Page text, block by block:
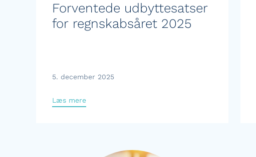
Forventede udbyttesatser
for regnskabsåret 2025
5. december 2025
Læs mere